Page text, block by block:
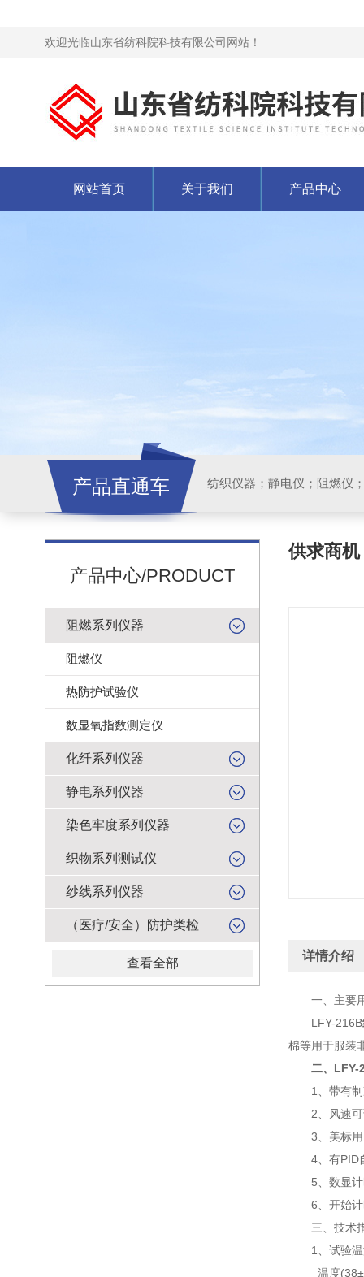
欢迎光临山东省纺科院科技有限公司网站！
网站首页 关于我们 产品中心
产品直通车 纺织仪器；静电仪；阻燃仪
供求商机
详情介绍
一、主要
LFY-216B
棉等用于服装
二、LFY-
1、带有制
2、风速可
3、美标用
4、有PID自
5、数显计
6、开始计
三、技术
1、试验温
温度
产品中心/PRODUCT
阻燃系列仪器
阻燃仪
热防护试验仪
数显氧指数测定仪
化纤系列仪器
静电系列仪器
染色牢度系列仪器
织物系列测试仪
纱线系列仪器
查看全部